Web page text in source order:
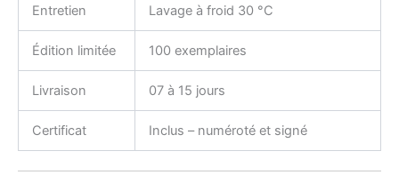
Entretien Lavage à froid 30 °C
Édition limitée 100 exemplaires
Livraison 07 à 15 jours
Certificat Inclus – numéroté et signé